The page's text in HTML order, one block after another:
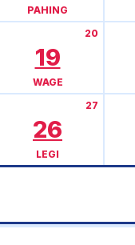
PAHING
19
20
WAGE
26
27
LEGI